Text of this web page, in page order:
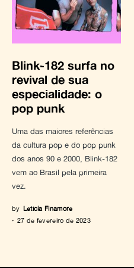
Blink-182 surfa no
revival de sua
especialidade: o
pop punk
Uma das maiores referências
da cultura pop e do pop punk
dos anos 90 e 2000, Blink-182
vem ao Brasil pela primeira
vez.
by Letícia Finamore
27 de fevereiro de 2023